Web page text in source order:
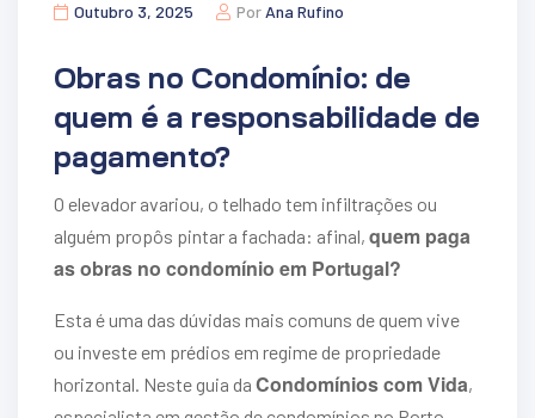
Outubro 3, 2025 Por Ana Rufino
Obras no Condomínio: de
quem é a responsabilidade de
pagamento?
O elevador avariou, o telhado tem infiltrações ou
alguém propôs pintar a fachada: afinal, quem paga
as obras no condomínio em Portugal?
Esta é uma das dúvidas mais comuns de quem vive
ou investe em prédios em regime de propriedade
horizontal. Neste guia da Condomínios com Vida,